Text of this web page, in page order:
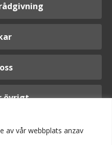
av vår webbplats anzav
övrigt